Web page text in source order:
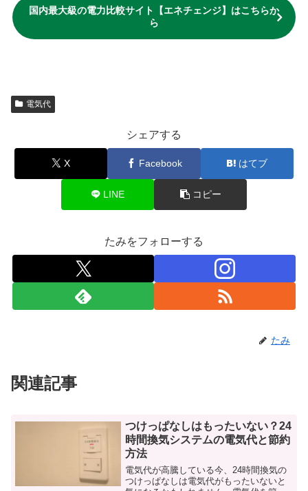
国内最大級の電力比較サイト【エネチェンジ】はこちらか
ら
電気代
シェアする
X Facebook はてブ
LINE コピー
たみをフォローする
たみ
関連記事
つけっぱなしはもったいない？24
時間換気システムの電気代と節約
方法
電気代が高騰している今、24時間換気の
つけっぱなしは電気代がもったいないと